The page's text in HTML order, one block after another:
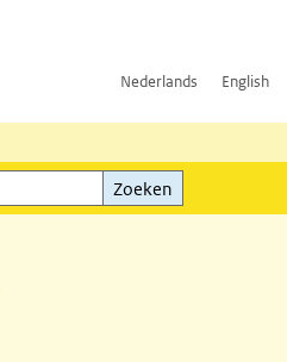
Nederlands English
Zoeken